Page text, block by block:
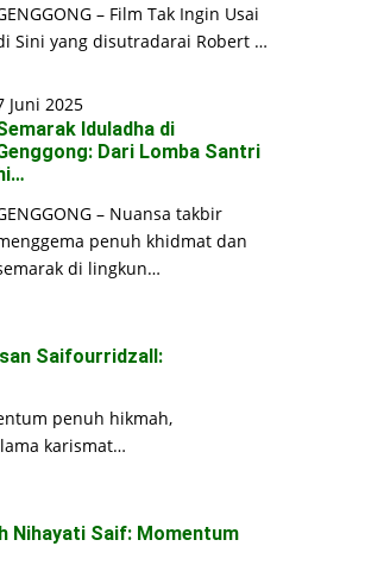
– Film Tak Ingin Usai
Sini yang disutradarai Robert …
Juni 2025
Iduladha di
Dari Lomba Santri
– Nuansa takbir
penuh khidmat dan
di lingkun…
Saifourridzall:
penuh hikmah,
karismat…
Nihayati Saif: Momentum